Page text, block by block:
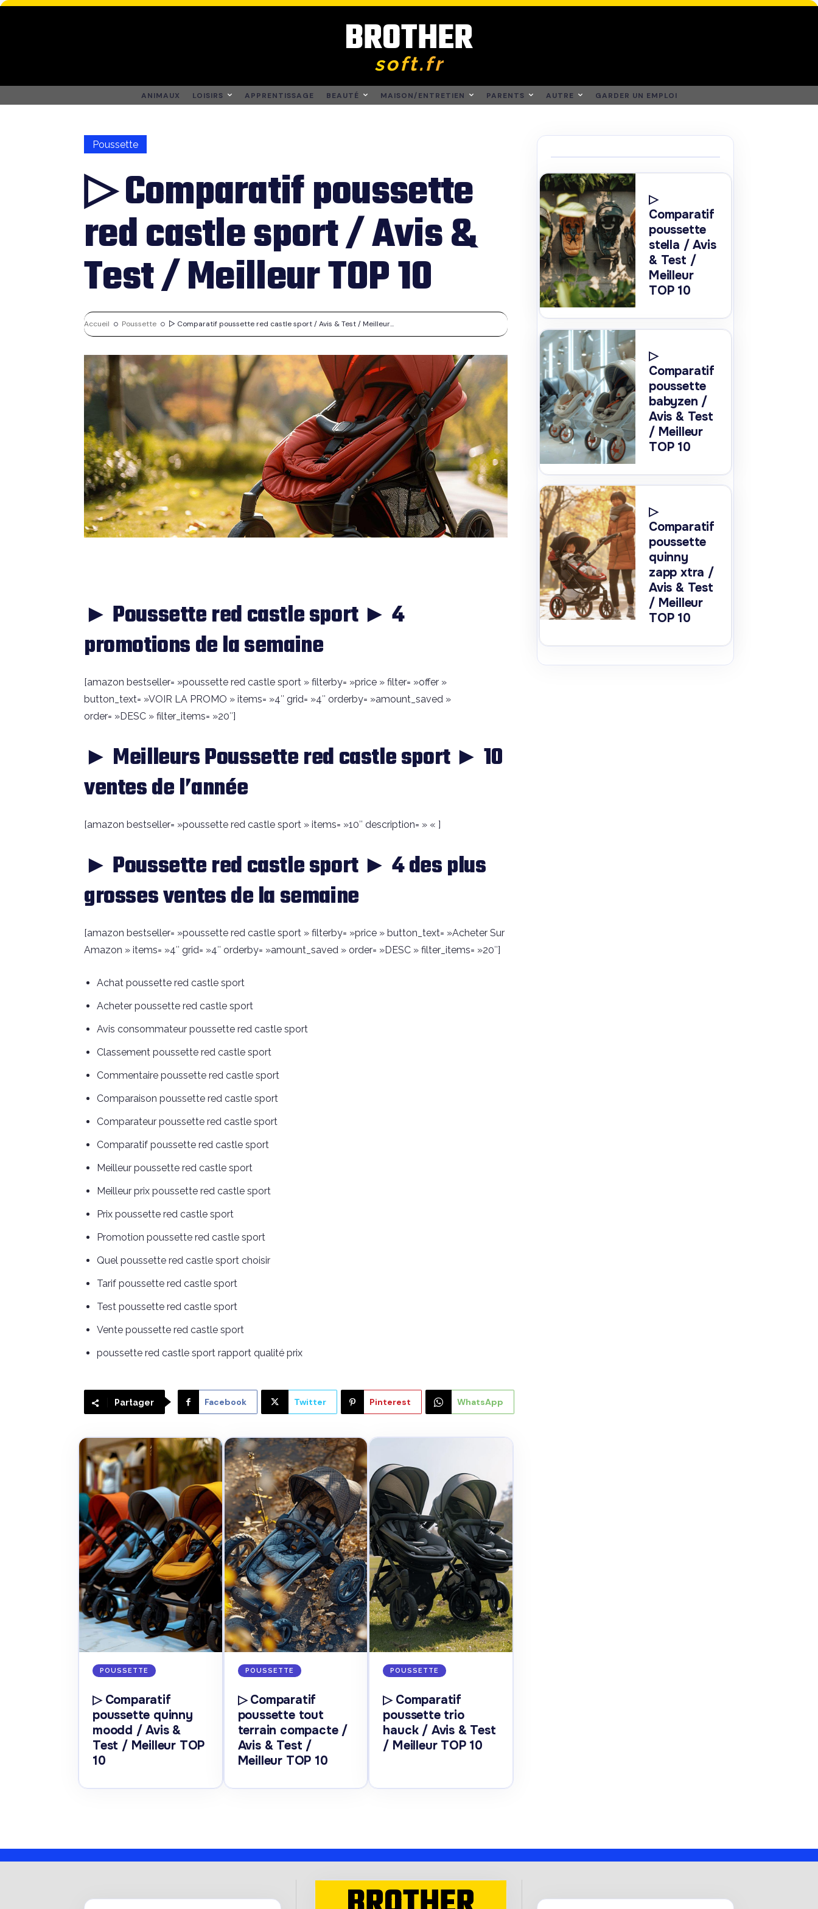
BROTHER
soft.fr
ANIMAUX LOISIRS APPRENTISSAGE BEAUTÉ MAISON/ENTRETIEN PARENTS AUTRE GARDER UN EMPLOI
Poussette
▷ Comparatif poussette
red castle sport / Avis &
Test / Meilleur TOP 10
Accueil Poussette ▷ Comparatif poussette red castle sport / Avis & Test / Meilleur...
► Poussette red castle sport ► 4
promotions de la semaine
[amazon bestseller= »poussette red castle sport » filterby= »price » filter= »offer »
button_text= »VOIR LA PROMO » items= »4″ grid= »4″ orderby= »amount_saved »
order= »DESC » filter_items= »20″]
► Meilleurs Poussette red castle sport ► 10
ventes de l’année
[amazon bestseller= »poussette red castle sport » items= »10″ description= » « ]
► Poussette red castle sport ► 4 des plus
grosses ventes de la semaine
[amazon bestseller= »poussette red castle sport » filterby= »price » button_text= »Acheter Sur
Amazon » items= »4″ grid= »4″ orderby= »amount_saved » order= »DESC » filter_items= »20″]
Achat poussette red castle sport
Acheter poussette red castle sport
Avis consommateur poussette red castle sport
Classement poussette red castle sport
Commentaire poussette red castle sport
Comparaison poussette red castle sport
Comparateur poussette red castle sport
Comparatif poussette red castle sport
Meilleur poussette red castle sport
Meilleur prix poussette red castle sport
Prix poussette red castle sport
Promotion poussette red castle sport
Quel poussette red castle sport choisir
Tarif poussette red castle sport
Test poussette red castle sport
Vente poussette red castle sport
poussette red castle sport rapport qualité prix
Partager Facebook Twitter Pinterest WhatsApp
POUSSETTE
▷ Comparatif
poussette quinny
moodd / Avis &
Test / Meilleur TOP
10
POUSSETTE
▷ Comparatif
poussette tout
terrain compacte /
Avis & Test /
Meilleur TOP 10
POUSSETTE
▷ Comparatif
poussette trio
hauck / Avis & Test
/ Meilleur TOP 10
▷
Comparatif
poussette
stella / Avis
& Test /
Meilleur
TOP 10
▷
Comparatif
poussette
babyzen /
Avis & Test
/ Meilleur
TOP 10
▷
Comparatif
poussette
quinny
zapp xtra /
Avis & Test
/ Meilleur
TOP 10